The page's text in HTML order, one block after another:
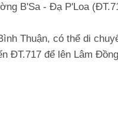
B'Sa - Đạ P'Loa
Thuận, có thể di
ĐT.717 để lên Lâm